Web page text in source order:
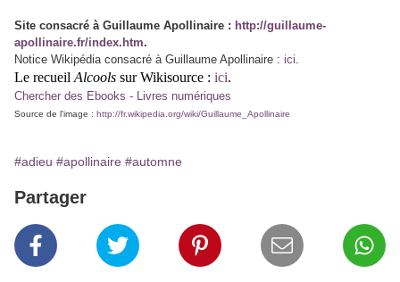
Site consacré à Guillaume Apollinaire : http://guillaume-
apollinaire.fr/index.htm.
Notice Wikipédia consacré à Guillaume Apollinaire : ici.
Le recueil Alcools sur Wikisource : ici.
Chercher des Ebooks - Livres numériques
Source de l'image : http://fr.wikipedia.org/wiki/Guillaume_Apollinaire
#adieu #apollinaire #automne
Partager